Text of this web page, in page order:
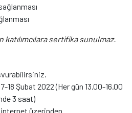
katılımcılara sertifika sunulmaz.
18 Şubat 2022 (Her gün 13.00-16.00
3 saat)
üzerinden